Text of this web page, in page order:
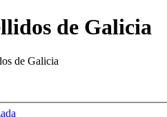
de Galicia
de Galicia